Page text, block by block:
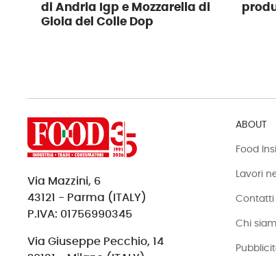
di Andria Igp e Mozzarella di
Gioia del Colle Dop
Via Mazzini, 6
43121 - Parma (ITALY)
P.IVA: 01756990345
Via Giuseppe Pecchio, 14
ABOUT
Food
Lavori
Contatti
Chi